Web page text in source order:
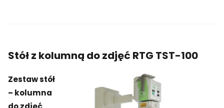
Stół z kolumną do zdjęć RTG TST-100
Zestaw stół
– kolumna